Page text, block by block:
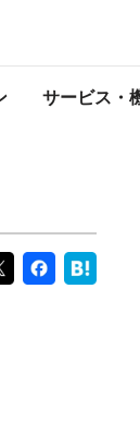
サービス・
らせ